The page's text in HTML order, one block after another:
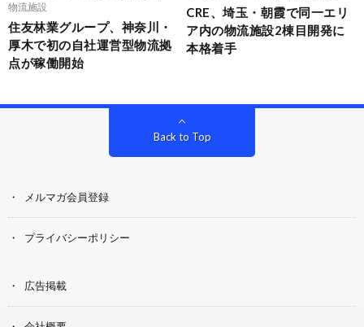
物流施設
住友林業グループ、神奈川・
厚木で初の自社運営型物流拠
点が稼働開始
CRE、埼玉・朝霞で同一エリ
ア内の物流施設2棟目開発に
本格着手
Back to Top
メルマガ会員登録
プライバシーポリシー
広告掲載